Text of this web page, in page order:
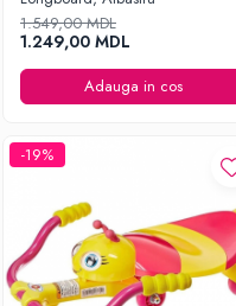
1.549,00 MDL
1.249,00 MDL
Adauga in cos
-19%